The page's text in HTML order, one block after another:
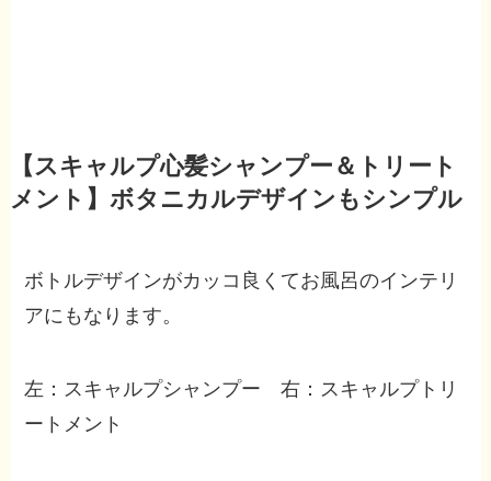
【スキャルプ心髪シャンプー＆トリート
メント】ボタニカルデザインもシンプル
ボトルデザインがカッコ良くてお風呂のインテリ
アにもなります。
左：スキャルプシャンプー 右：スキャルプトリ
ートメント